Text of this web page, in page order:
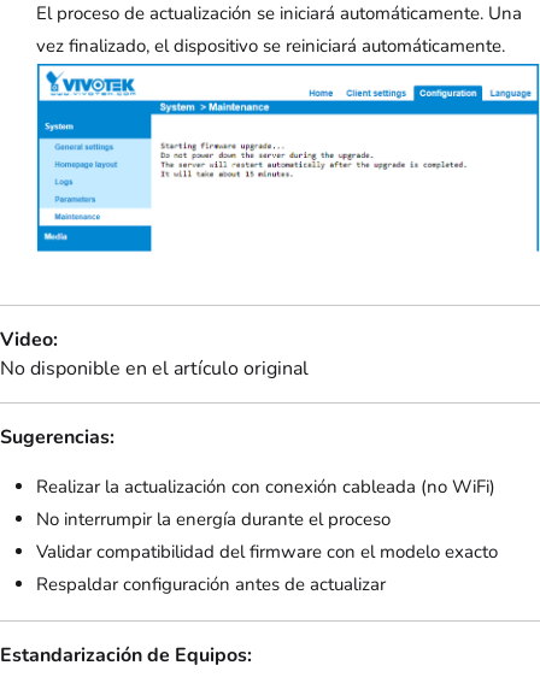
El proceso de actualización se iniciará automáticamente. Una
vez finalizado, el dispositivo se reiniciará automáticamente.
Video:
No disponible en el artículo original
Sugerencias:
Realizar la actualización con conexión cableada (no WiFi)
No interrumpir la energía durante el proceso
Validar compatibilidad del firmware con el modelo exacto
Respaldar configuración antes de actualizar
Estandarización de Equipos: